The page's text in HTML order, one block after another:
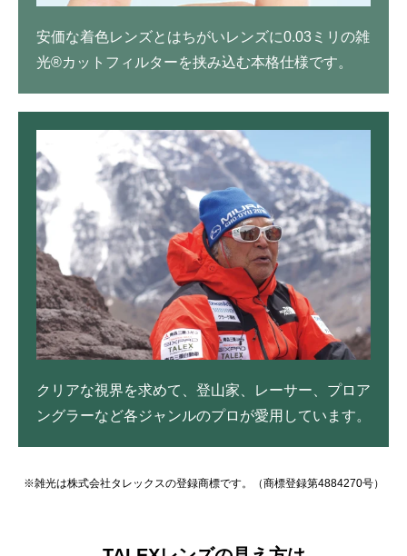
安価な着色レンズとはちがいレンズに0.03ミリの雑
光®カットフィルターを挟み込む本格仕様です。
クリアな視界を求めて、登山家、レーサー、プロア
ングラーなど各ジャンルのプロが愛用しています。
※雑光は株式会社タレックスの登録商標です。（商標登録第4884270号）